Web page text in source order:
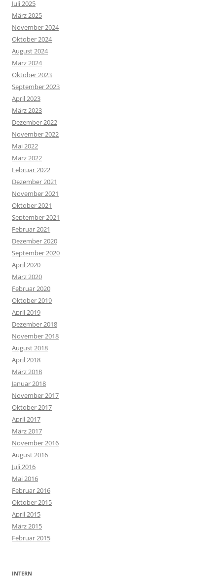
Juli 2025
März 2025
November 2024
Oktober 2024
August 2024
März 2024
Oktober 2023
September 2023
April 2023
März 2023
Dezember 2022
November 2022
Mai 2022
März 2022
Februar 2022
Dezember 2021
November 2021
Oktober 2021
September 2021
Februar 2021
Dezember 2020
September 2020
April 2020
März 2020
Februar 2020
Oktober 2019
April 2019
Dezember 2018
November 2018
August 2018
April 2018
März 2018
Januar 2018
November 2017
Oktober 2017
April 2017
März 2017
November 2016
August 2016
Juli 2016
Mai 2016
Februar 2016
Oktober 2015
April 2015
März 2015
Februar 2015
INTERN